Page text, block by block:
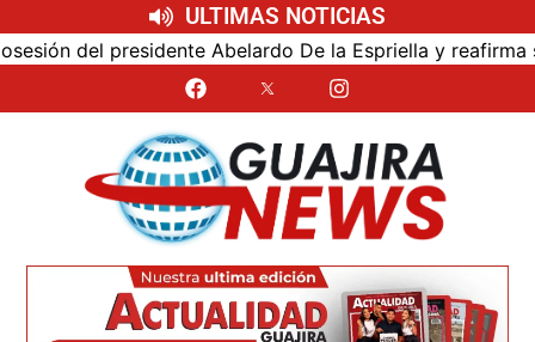
ULTIMAS NOTICIAS
presidente Abelardo De la Espriella y reafirma su